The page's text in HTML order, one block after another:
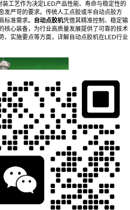
装工艺作为决定LED产品性能、寿命与稳定性的
发严苛的要求。传统人工点胶或半自动点胶方
标准需求。
自动点胶机凭借其精准控制、稳定输
核心装备，为行业高质量发展提供了可靠的技术
、实施要点等方面，详解自动点胶机在LED行业